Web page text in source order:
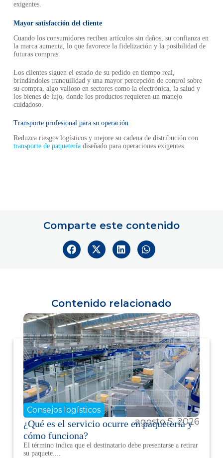
exigentes.
Mayor satisfacción del cliente
Cuando los consumidores reciben artículos sin daños, su confianza en
la marca aumenta, lo que favorece la fidelización y la posibilidad de
futuras compras.
Los clientes siguen el estado de su pedido en tiempo real,
brindándoles tranquilidad y una mayor percepción de control sobre
su compra, algo valioso en sectores como la electrónica, la salud y
los bienes de lujo, donde los productos requieren un manejo
cuidadoso.
Transporte profesional para su operación
Reduzca riesgos logísticos y mejore su cadena de distribución con
transporte de paqueteríadiseñado para operaciones exigentes.
Comparte este contenido
Contenido relacionado
agosto 5, 2026
Consejos logísticos
¿Qué es el servicio ocurre en paquetería y
cómo funciona?
El término indica que el destinatario debe presentarse a retirar
su paquete....